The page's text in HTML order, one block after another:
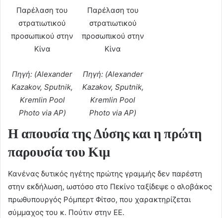
Παρέλαση του
στρατιωτικού
προσωπικού στην
Κίνα
Πηγή: (Alexander
Kazakov, Sputnik,
Kremlin Pool
Photo via AP)
Παρέλαση του
στρατιωτικού
προσωπικού στην
Κίνα
Πηγή: (Alexander
Kazakov, Sputnik,
Kremlin Pool
Photo via AP)
Η απουσία της Δύσης και η πρώτη
παρουσία του Κιμ
Κανένας δυτικός ηγέτης πρώτης γραμμής δεν παρέστη
στην εκδήλωση, ωστόσο στο Πεκίνο ταξίδεψε ο σλοβάκος
πρωθυπουργός Ρόμπερτ Φίτσο, που χαρακτηρίζεται
σύμμαχος του κ. Πούτιν στην ΕΕ.